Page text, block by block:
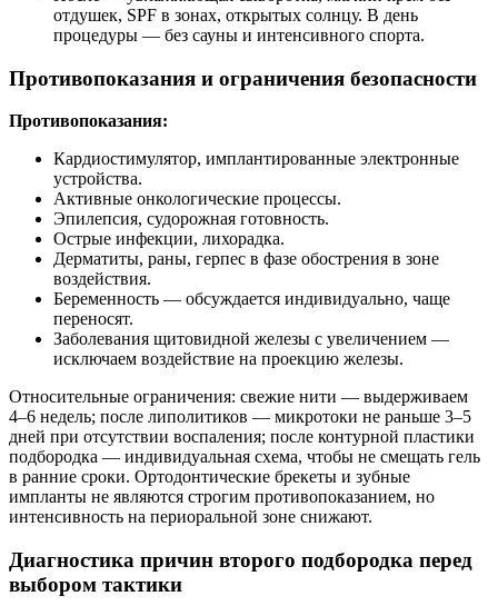
отдушек, SPF в зонах, открытых солнцу. В день
процедуры — без сауны и интенсивного спорта.
Противопоказания и ограничения безопасности
Противопоказания:
Кардиостимулятор, имплантированные электронные
устройства.
Активные онкологические процессы.
Эпилепсия, судорожная готовность.
Острые инфекции, лихорадка.
Дерматиты, раны, герпес в фазе обострения в зоне
воздействия.
Беременность — обсуждается индивидуально, чаще
переносят.
Заболевания щитовидной железы с увеличением —
исключаем воздействие на проекцию железы.
Относительные ограничения: свежие нити — выдерживаем
4–6 недель; после липолитиков — микротоки не раньше 3–5
дней при отсутствии воспаления; после контурной пластики
подбородка — индивидуальная схема, чтобы не смещать гель
в ранние сроки. Ортодонтические брекеты и зубные
импланты не являются строгим противопоказанием, но
интенсивность на периоральной зоне снижают.
Диагностика причин второго подбородка перед
выбором тактики